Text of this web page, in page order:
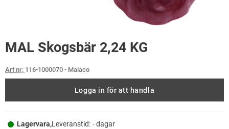
MAL Skogsbär 2,24 KG
Art nr: 116-1000070 - Malaco
Logga in för att handla
Lagervara,Leveranstid: - dagar